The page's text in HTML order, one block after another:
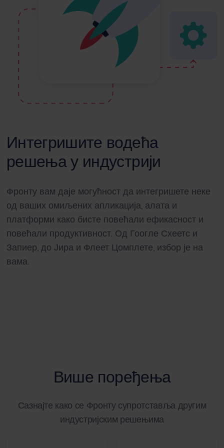
Интегришите водећа
решења у индустрији
Фронту вам даје могућност да интегришете неке
од ваших омиљених апликација, алата и
платформи како бисте повећали ефикасност и
повећали продуктивност. Од Гоогле Схеетс и
Запиер, до Јира и Флеет Цомплете, избор је на
вама.
Више поређења
Сазнајте како се Фронту супротставља другим
индустријским решењима